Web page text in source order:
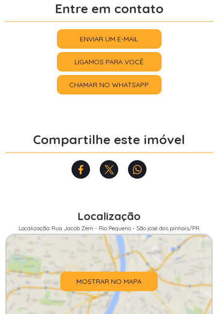
Entre em contato
ENVIAR UM E-MAIL
LIGAMOS PARA VOCÊ
CHAMAR NO WHATSAPP
Compartilhe este imóvel
Localização
Localização: Rua Jacob Zem - Rio Pequeno - São josé dos pinhais/PR
MOSTRAR NO MAPA